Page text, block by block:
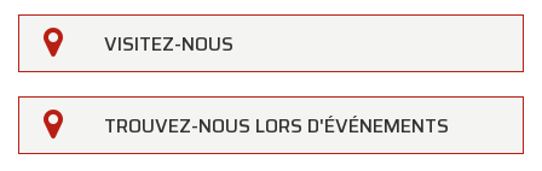
VISITEZ-NOUS
TROUVEZ-NOUS LORS D'ÉVÉNEMENTS